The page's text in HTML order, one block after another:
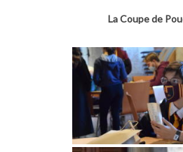
La Coupe de